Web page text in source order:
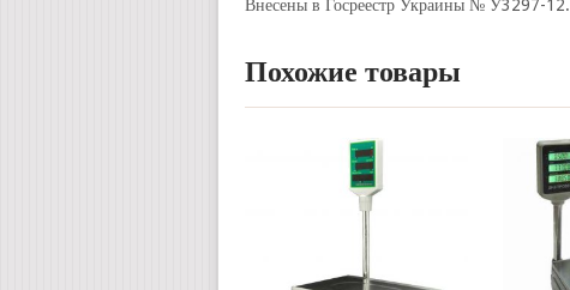
Внесены в Госреестр Украины № У3297-12.
Похожие товары